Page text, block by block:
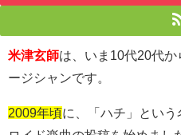
米津玄師は、いま 10代20代か
ージシャンです。
2009年頃に、「ハチ」とい